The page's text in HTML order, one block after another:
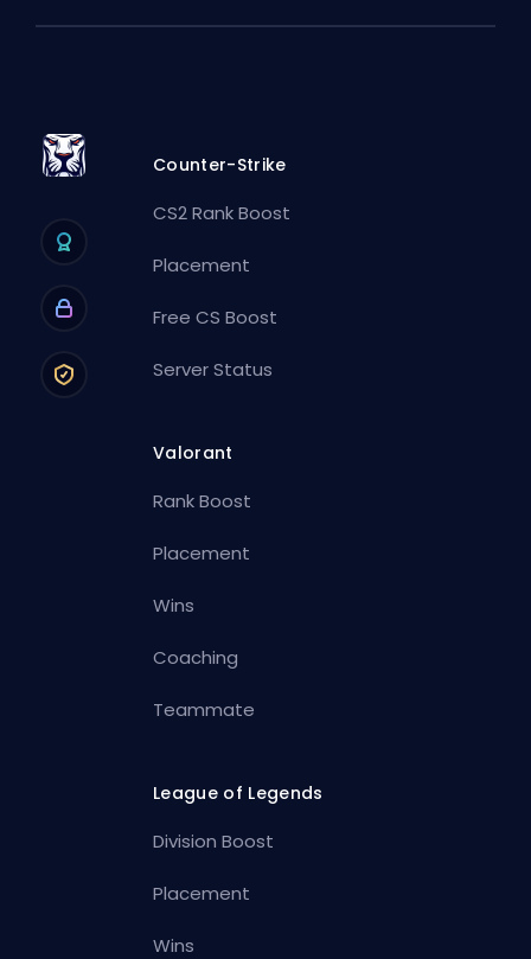
Counter-Strike
CS2 Rank Boost
Placement
Free CS Boost
Server Status
Valorant
Rank Boost
Placement
Wins
Coaching
Teammate
League of Legends
Division Boost
Placement
Wins